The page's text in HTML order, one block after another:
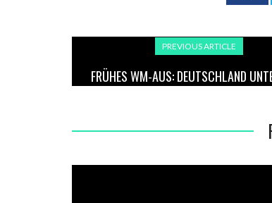
PREVIOUS ARTICLE
FRÜHES WM-AUS: DEUTSCHLAND